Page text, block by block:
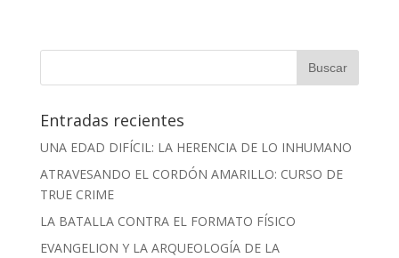
Entradas recientes
UNA EDAD DIFÍCIL: LA HERENCIA DE LO INHUMANO
ATRAVESANDO EL CORDÓN AMARILLO: CURSO DE
TRUE CRIME
LA BATALLA CONTRA EL FORMATO FÍSICO
EVANGELION Y LA ARQUEOLOGÍA DE LA